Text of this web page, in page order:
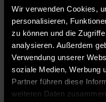
Wir verwenden Cookies,
personalisieren,
zu können und die
analysieren. Außerdem
Verwendung unserer
soziale Medien, Werbung
Partner führen diese
weiteren Daten
Susanne Krebs wurde
Design an die
Deggendorf berufen
Geschäftsführerin der
CONTACT GmbH & Co
Mitglied im Deutschen
bayern design.